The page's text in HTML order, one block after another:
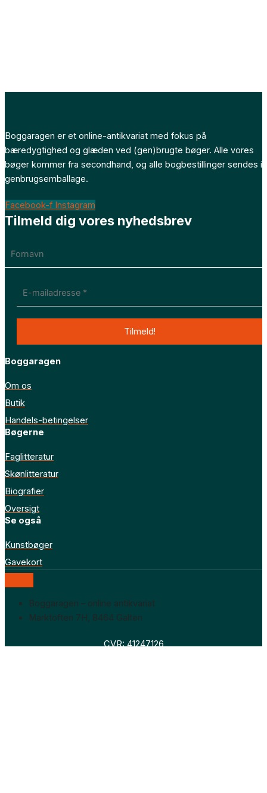
Boggaragen er et online-antikvariat med fokus på
bæredygtighed og glæden ved (gen)brugte bøger. Alle vores
bøger kommer fra secondhand, og alle bogbestillinger sendes i
genbrugsemballage.
Facebook-f Instagram
Tilmeld dig vores nyhedsbrev
Boggaragen
Om os
Butik
Handels-betingelser
Bøgerne
Faglitteratur
Skønlitteratur
Biografier
Oversigt
Se også
Kunstbøger
Gavekort
Boggaragen – online antikvariat
Marktoften 7H, 8464 Galten
CVR: 41247126